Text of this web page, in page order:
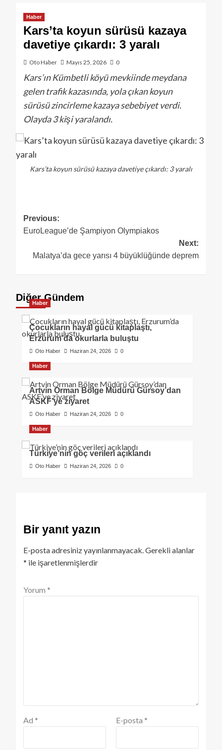
Haber
Kars’ta koyun sürüsü kazaya
davetiye çıkardı: 3 yaralı
Oto Haber Mayıs 25, 2026 0
Kars’ın Kümbetli köyü mevkiinde meydana
gelen trafik kazasında, yola çıkan koyun
sürüsü zincirleme kazaya sebebiyet verdi.
Olayda 3 kişi yaralandı.
Kars’ta koyun sürüsü kazaya davetiye çıkardı: 3 yaralı
Previous:
EuroLeague’de Şampiyon Olympiakos
Next:
Malatya’da gece yarısı 4 büyüklüğünde deprem
Diğer Gündem
Haber
Çocukların hayal gücü kitaplaştı,
Erzurum’da okurlarla buluştu
Oto Haber Haziran 24, 2026 0
Haber
Artvin Orman Bölge Müdürü Gürsoy’dan
ASKF’ye ziyaret
Oto Haber Haziran 24, 2026 0
Haber
Türkiye’nin göç verileri açıklandı
Oto Haber Haziran 24, 2026 0
Bir yanıt yazın
E-posta adresiniz yayınlanmayacak.Gerekli alanlar
* ile işaretlenmişlerdir
Yorum *
Ad * E-posta *